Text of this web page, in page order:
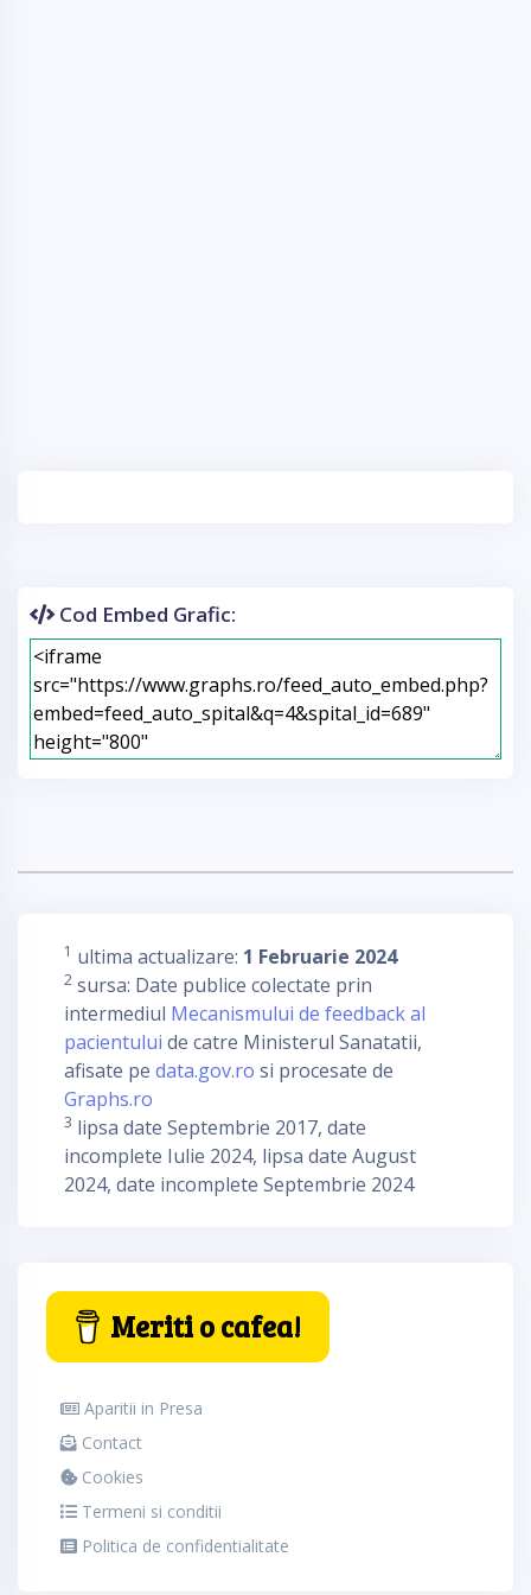
Cod Embed Grafic:
1 ultima actualizare: 1 Februarie 2024
2 sursa: Date publice colectate prin
intermediul Mecanismului de feedback al
pacientului de catre Ministerul Sanatatii,
afisate pe data.gov.ro si procesate de
Graphs.ro
3 lipsa date Septembrie 2017, date
incomplete Iulie 2024, lipsa date August
2024, date incomplete Septembrie 2024
Meriti o cafea!
Aparitii in Presa
Contact
Cookies
Termeni si conditii
Politica de confidentialitate